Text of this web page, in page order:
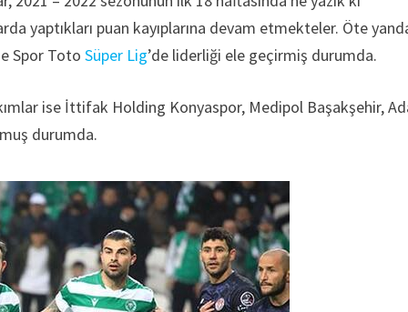
yaptıkları puan kayıplarına devam etmekteler. Öte
Spor TotoSüper Lig’de liderliği ele geçirmiş durumda.
ise İttifak Holding Konyaspor, Medipol Başakşehir,
durumda.